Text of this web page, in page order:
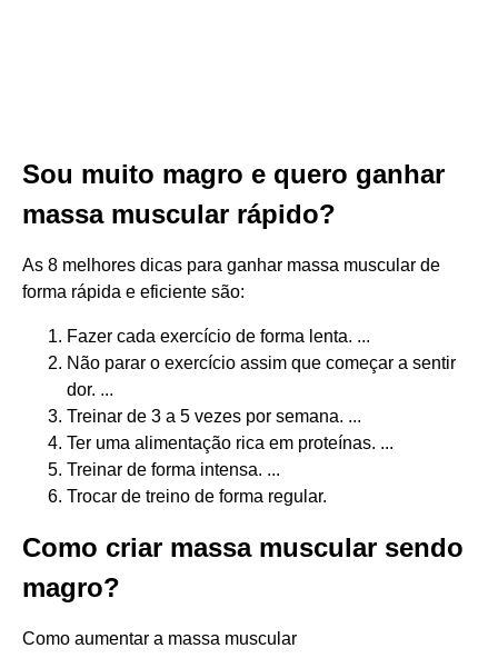
Sou muito magro e quero ganhar
massa muscular rápido?
As 8 melhores dicas para ganhar massa muscular de
forma rápida e eficiente são:
Fazer cada exercício de forma lenta. ...
Não parar o exercício assim que começar a sentir
dor. ...
Treinar de 3 a 5 vezes por semana. ...
Ter uma alimentação rica em proteínas. ...
Treinar de forma intensa. ...
Trocar de treino de forma regular.
Como criar massa muscular sendo
magro?
Como aumentar a massa muscular